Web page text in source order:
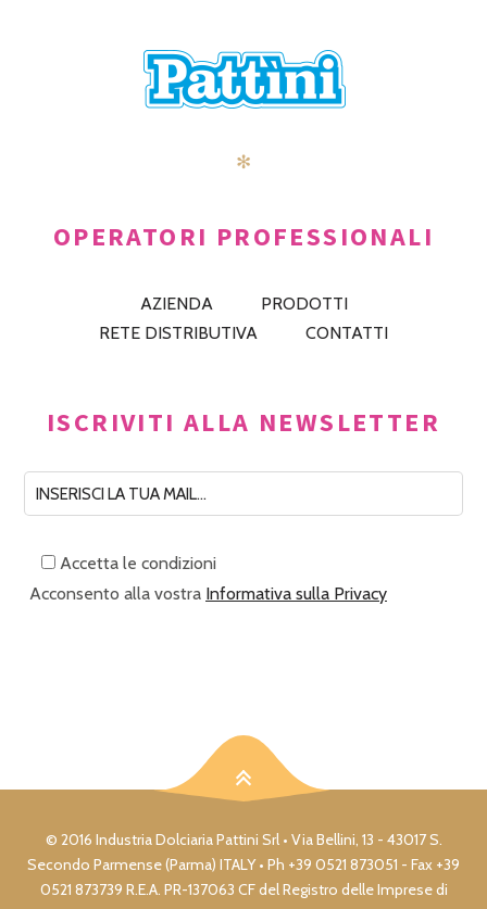
✻
OPERATORI PROFESSIONALI
AZIENDA
PRODOTTI
RETE DISTRIBUTIVA
CONTATTI
ISCRIVITI ALLA NEWSLETTER
Accetta le condizioni
Acconsento alla vostra Informativa sulla Privacy
© 2016 Industria Dolciaria Pattini Srl • Via Bellini, 13 - 43017 S.
Secondo Parmense (Parma) ITALY • Ph +39 0521 873051 - Fax +39
0521 873739 R.E.A. PR-137063 CF del Registro delle Imprese di